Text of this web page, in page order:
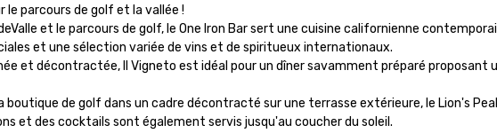
parcours de golf et la vallée !
et le parcours de golf, le One Iron Bar sert une cuisine californienne
et une sélection variée de vins et de spiritueux internationaux.
et décontractée, Il Vigneto est idéal pour un dîner savamment préparé
boutique de golf dans un cadre décontracté sur une terrasse extérieure, le Lion's
et des cocktails sont également servis jusqu'au coucher du soleil.